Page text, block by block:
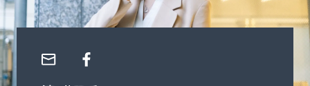
イベント/マガジン
法人の方